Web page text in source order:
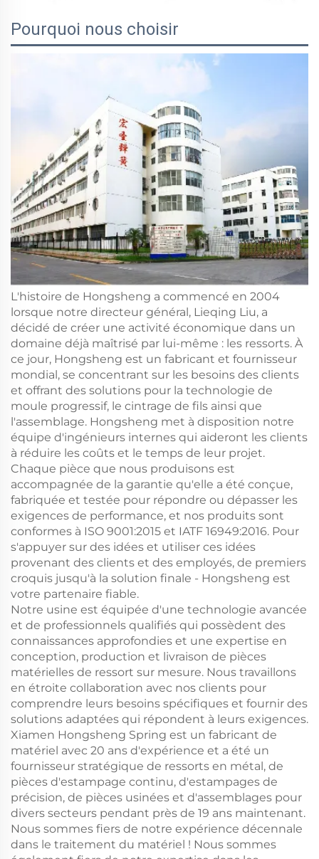
Pourquoi nous choisir
L'histoire de Hongsheng a commencé en 2004
lorsque notre directeur général, Lieqing Liu, a
décidé de créer une activité économique dans un
domaine déjà maîtrisé par lui-même : les ressorts. À
ce jour, Hongsheng est un fabricant et fournisseur
mondial, se concentrant sur les besoins des clients
et offrant des solutions pour la technologie de
moule progressif, le cintrage de fils ainsi que
l'assemblage. Hongsheng met à disposition notre
équipe d'ingénieurs internes qui aideront les clients
à réduire les coûts et le temps de leur projet.
Chaque pièce que nous produisons est
accompagnée de la garantie qu'elle a été conçue,
fabriquée et testée pour répondre ou dépasser les
exigences de performance, et nos produits sont
conformes à ISO 9001:2015 et IATF 16949:2016. Pour
s'appuyer sur des idées et utiliser ces idées
provenant des clients et des employés, de premiers
croquis jusqu'à la solution finale - Hongsheng est
votre partenaire fiable.
Notre usine est équipée d'une technologie avancée
et de professionnels qualifiés qui possèdent des
connaissances approfondies et une expertise en
conception, production et livraison de pièces
matérielles de ressort sur mesure. Nous travaillons
en étroite collaboration avec nos clients pour
comprendre leurs besoins spécifiques et fournir des
solutions adaptées qui répondent à leurs exigences.
Xiamen Hongsheng Spring est un fabricant de
matériel avec 20 ans d'expérience et a été un
fournisseur stratégique de ressorts en métal, de
pièces d'estampage continu, d'estampages de
précision, de pièces usinées et d'assemblages pour
divers secteurs pendant près de 19 ans maintenant.
Nous sommes fiers de notre expérience décennale
dans le traitement du matériel ! Nous sommes